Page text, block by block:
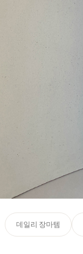
데일리 장마템